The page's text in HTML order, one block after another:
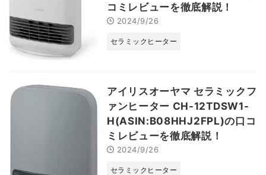
コミレビューを徹底解説！
2024/9/26
セラミックヒーター
アイリスオーヤマ セラミックフ
ァンヒーター CH-12TDSW1-
H(ASIN:B08HHJ2FPL)の口コ
ミレビューを徹底解説！
2024/9/26
セラミックヒーター